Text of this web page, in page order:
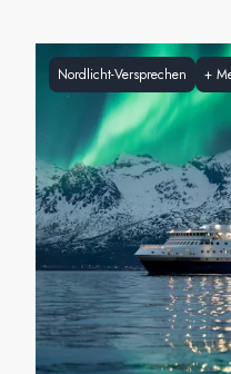
Norwegen
Nordlicht-Versprechen +